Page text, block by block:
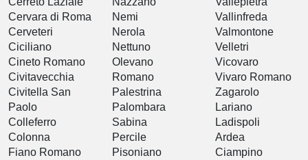
Cervara di Roma
Cerveteri
Ciciliano
Cineto Romano
Civitavecchia
Civitella San
Paolo
Colleferro
Colonna
Fiano Romano
Nemi
Nerola
Nettuno
Olevano
Romano
Palestrina
Palombara
Sabina
Percile
Pisoniano
Vallinfreda
Valmontone
Velletri
Vicovaro
Vivaro Romano
Zagarolo
Lariano
Ladispoli
Ardea
Ciampino